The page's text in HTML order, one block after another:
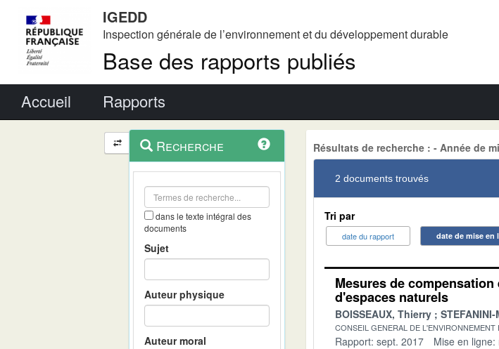
IGEDD
Inspection générale de l’environnement et du développement durable
Base des rapports publiés
Accueil Rapports
Navigation
et
outils
contextuel
Recherche
dans le texte intégral des
documents
Sujet
Auteur physique
Auteur moral
Résultats de recherche : - Année de
2 documents trouvés
Tri par
date du rapport date de mise en
Mesures de
d'espaces naturels
BOISSEAUX, Thierry
CONSEIL GENERAL DE
Rapport: sept. 2017 Mise en ligne: